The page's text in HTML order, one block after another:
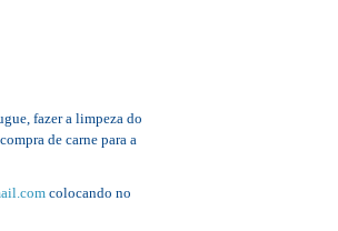
fazer a limpeza do
de carne para a
colocando no